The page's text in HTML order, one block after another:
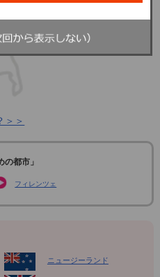
＞＞
都市」
フィレンツェ
ニュージーランド